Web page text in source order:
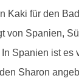
Kaki für den
von Spanien,
Spanien ist es
Sharon